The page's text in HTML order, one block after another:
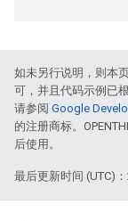
如未另行说明，则本
可，并且代码示例已
请参阅 Google
的注册商标。
后使用。
最后更新时间 (UTC)：